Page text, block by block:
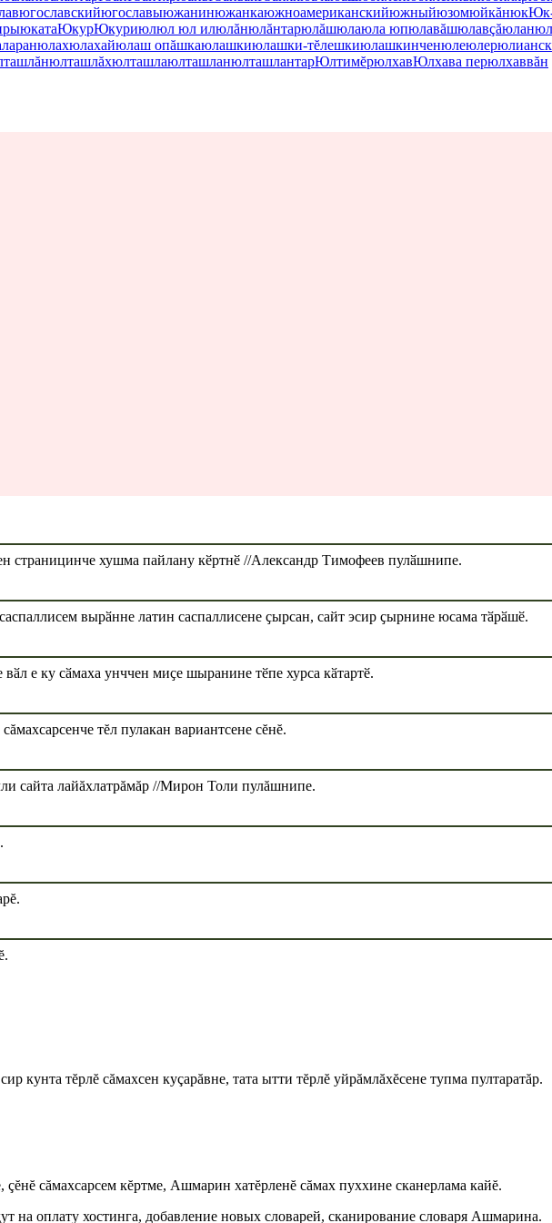
югославскийюгославыюжанинюжанкаюжноамериканскийюжныйюзомюйкăнюк
юкатаЮкурЮкуриюлюл юл илюлăнюлăнтарюлăшюлаюла юпюлавăшюлавçăюлан
юлахюлахайюлаш опăшкаюлашкиюлашки-тĕлешкиюлашкинченюлеюлер
юлташлăхюлташлаюлташланюлташлантарЮлтимĕрюлхавЮлхава перюлхаввăн
страницинче хушма пайлану кӗртнӗ //Александр Тимофеев пулӑшнипе.
вырӑнне латин саспаллисене ҫырсан, сайт эсир ҫырнине юсама тӑрӑшӗ.
е ку сӑмаха унччен миҫе шыранине тӗпе хурса кӑтартӗ.
тĕл пулакан вариантсене сĕнĕ.
сайта лайăхлатрăмăр //Мирон Толи пулăшнипе.
кунта тĕрлĕ сăмахсен куçарăвне, тата ытти тĕрлĕ уйрăмлăхĕсене тупма пултаратăр.
сăмахсарсем кĕртме, Ашмарин хатĕрленĕ сăмах пуххине сканерлама кайĕ.
на оплату хостинга, добавление новых словарей, сканирование словаря Ашмарина.